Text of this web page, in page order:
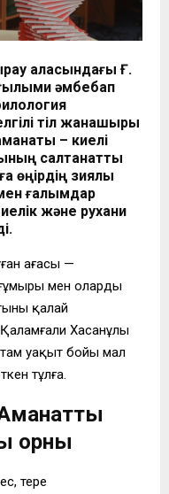
қаласындағы Ғ.
әмбебап
тіл жанашыры
– киелі
салтанатты
өңірдің зиялы
ғалымдар
және рухани
ағасы —
мен олардың
қалай
Қаламғали Хасанұлы
уақыт бойы мал
тұлға.
орны
терең